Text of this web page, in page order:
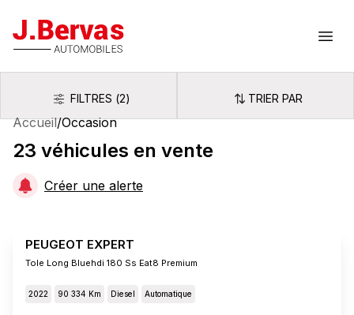
J.Bervas
FiltresFILTRES (2) Trier par
TRIER PAR
Accueil/Occasion
23 véhicules en vente
Créer une alerte
PEUGEOT EXPERT
Tole Long Bluehdi 180 Ss Eat8 Premium
2022 90 334 Km Diesel Automatique